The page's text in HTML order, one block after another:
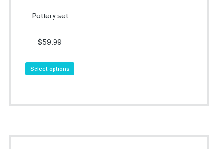
Pottery set
$59.99
Select options